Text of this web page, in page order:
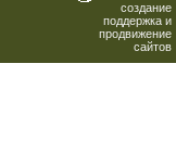
создание
поддержка и
продвижение
сайтов